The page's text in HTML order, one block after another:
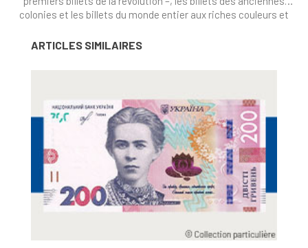
colonies et les billets du monde entier aux riches couleurs et
ARTICLES SIMILAIRES